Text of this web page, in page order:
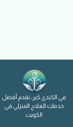
في الكندي كير، نقدم أفضل
خدمات العلاج المنزلي في
الكويت